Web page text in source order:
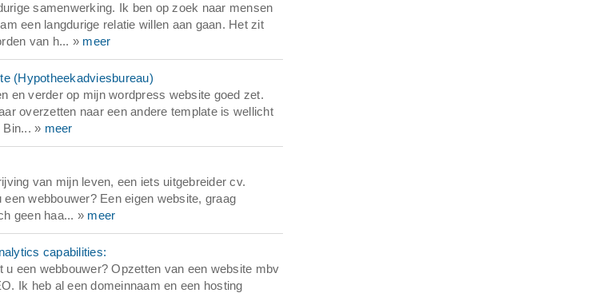
samenwerking. Ik ben op zoek naar mensen
een langdurige relatie willen aan gaan. Het zit
van h... » meer
(Hypotheekadviesbureau)
en verder op mijn wordpress website goed zet.
overzetten naar een andere template is wellicht
Bin... » meer
van mijn leven, een iets uitgebreider cv.
webbouwer? Een eigen website, graag
geen haa... » meer
capabilities:
een webbouwer? Opzetten van een website mbv
Ik heb al een domeinnaam en een hosting